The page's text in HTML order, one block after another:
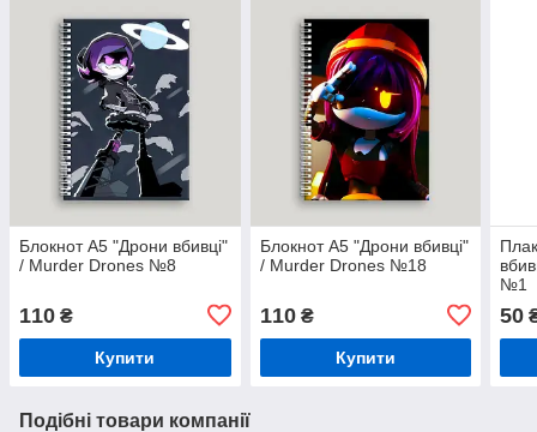
Блокнот А5 "Дрони вбивці"
/ Murder Drones №8
110 ₴
Купити
Блокнот А5 "Дрони вбивці"
/ Murder Drones №18
110₴
Купити
№1
50
Подібні товари компанії